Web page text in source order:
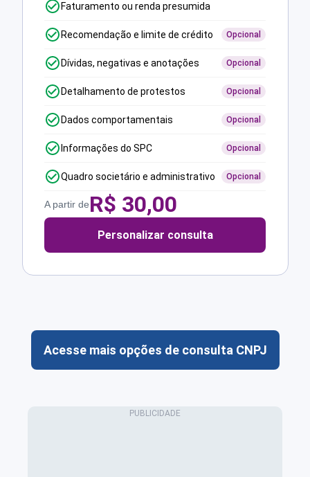
Faturamento ou renda presumida
Recomendação e limite de crédito Opcional
Dívidas, negativas e anotações Opcional
Detalhamento de protestos Opcional
Dados comportamentais Opcional
Informações do SPC Opcional
Quadro societário e administrativo Opcional
A partir deR$ 30,00
Personalizar consulta
Acesse mais opções de consulta CNPJ